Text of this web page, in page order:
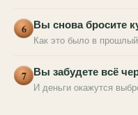
6 Вы снова бросите
Как это было в
7 Вы забудете всё
И деньги окажутся